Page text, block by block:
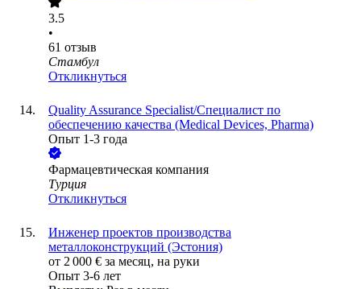
3.5
•
61 отзыв
Стамбул
Откликнуться
Quality Assurance Specialist/Специалист по
обеспечению качества (Medical Devices, Pharma)
Опыт 1-3 года
Фармацевтическая компания
Турция
Откликнуться
Инженер проектов производства
металлоконструкций (Эстония)
от 2 000 € за месяц, на руки
Опыт 3-6 лет